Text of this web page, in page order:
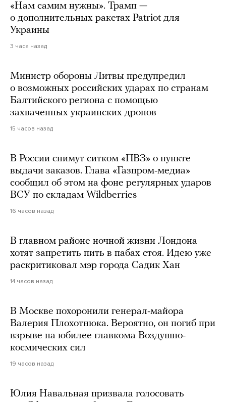
«Нам самим нужны». Трамп —
о дополнительных ракетах Patriot для
Украины
3 часа назад
Министр обороны Литвы предупредил
о возможных российских ударах по странам
Балтийского региона с помощью
захваченных украинских дронов
15 часов назад
В России снимут ситком «ПВЗ» о пункте
выдачи заказов. Глава «Газпром-медиа»
сообщил об этом на фоне регулярных ударов
ВСУ по складам Wildberries
16 часов назад
В главном районе ночной жизни Лондона
хотят запретить пить в пабах стоя. Идею уже
раскритиковал мэр города Садик Хан
14 часов назад
В Москве похоронили генерал-майора
Валерия Плохотнюка. Вероятно, он погиб при
взрыве на юбилее главкома Воздушно-
космических сил
19 часов назад
Юлия Навальная призвала голосовать